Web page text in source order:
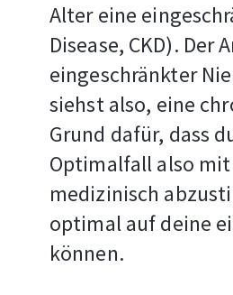
Alter eine
Disease, CKD).
eingeschränkter
siehst also, eine
Grund dafür, dass
Optimalfall also
medizinisch
optimal auf deine
können.